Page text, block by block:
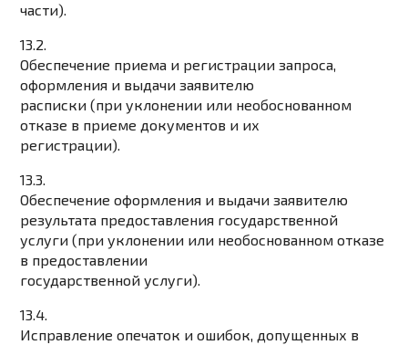
части).
13.2.
Обеспечение приема и регистрации запроса,
оформления и выдачи заявителю
расписки (при уклонении или необоснованном
отказе в приеме документов и их
регистрации).
13.3.
Обеспечение оформления и выдачи заявителю
результата предоставления государственной
услуги (при уклонении или необоснованном отказе
в предоставлении
государственной услуги).
13.4.
Исправление опечаток и ошибок, допущенных в